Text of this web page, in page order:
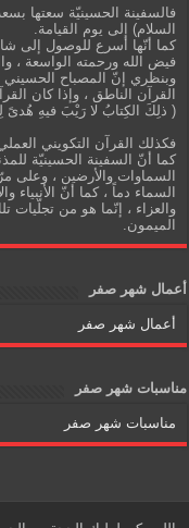
فالسفينة الحسينيّة سعتها
السلام) إلى يوم القيامة.
كما أنّها أسرع للوصول إلى
فيض الله ورحمته الواسعة ،
وبنظري إنّ المصباح الحسيني
القرآن الناطق ، وإذا كان
( ذلِكَ الكِتابُ لا رَيْبَ فيهِ هُدىً
فكذلك القرآن التكويني
كما أنّ السفينة الحسينيّة
السماوات والأرضين ، وعلى
السماء دماً ، كما أنّ الأنبياء
والعزاء ، إنّما هو من تجلّيات
الميمون.
أعمال شهر صفر
أعمال شهر صفر
مناسبات شهر صفر
مناسبات شهر صفر